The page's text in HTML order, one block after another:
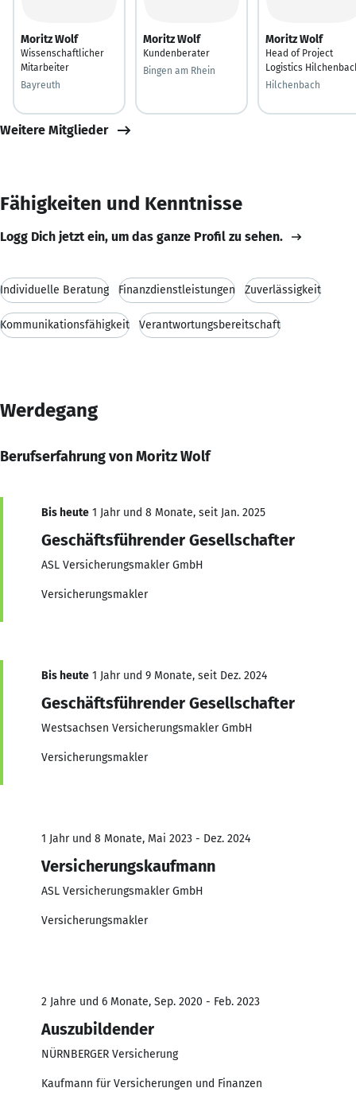
Moritz Wolf
Wissenschaftlicher
Mitarbeiter
Bayreuth
Moritz Wolf
Kundenberater
Bingen am Rhein
Moritz Wolf
Head of Project
Logistics
Hilchenbach
Weitere Mitglieder
Fähigkeiten und Kenntnisse
Logg Dich jetzt ein, um das ganze Profil zu sehen.
Individuelle Beratung Finanzdienstleistungen Zuverlässigkeit
Kommunikationsfähigkeit Verantwortungsbereitschaft
Werdegang
Berufserfahrung von Moritz Wolf
Bis heute 1 Jahr und 8 Monate, seit Jan. 2025
Geschäftsführender Gesellschafter
ASL Versicherungsmakler GmbH
Versicherungsmakler
Bis heute 1 Jahr und 9 Monate, seit Dez. 2024
Geschäftsführender Gesellschafter
Westsachsen Versicherungsmakler GmbH
Versicherungsmakler
1 Jahr und 8 Monate, Mai 2023 - Dez. 2024
Versicherungskaufmann
ASL Versicherungsmakler GmbH
Versicherungsmakler
2 Jahre und 6 Monate, Sep. 2020 - Feb. 2023
Auszubildender
NÜRNBERGER Versicherung
Kaufmann für Versicherungen und Finanzen